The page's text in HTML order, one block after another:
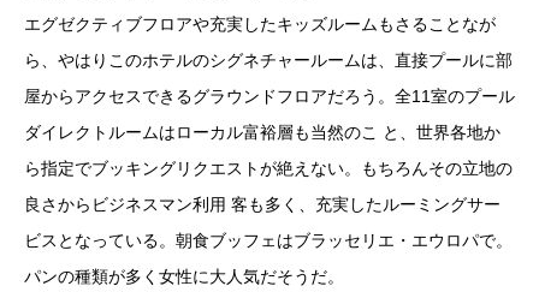
エグゼクティブフロアや充実したキッズルームもさることなが
ら、やはりこのホテルのシグネチャールームは、直接プールに部
屋からアクセスできるグラウンドフロアだろう。全11室のプール
ダイレクトルームはローカル富裕層も当然のこ と、世界各地か
ら指定でブッキングリクエストが絶えない。もちろんその立地の
良さからビジネスマン利用 客も多く、充実したルーミングサー
ビスとなっている。朝食ブッフェはブラッセリエ・エウロパで。
パンの種類が多く女性に大人気だそうだ。